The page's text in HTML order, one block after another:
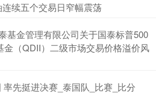
续五个交易日窄幅震荡
基金管理有限公司关于国泰标普500
（QDII）二级市场交易价格溢价风
先挺进决赛_泰国队_比赛_比分